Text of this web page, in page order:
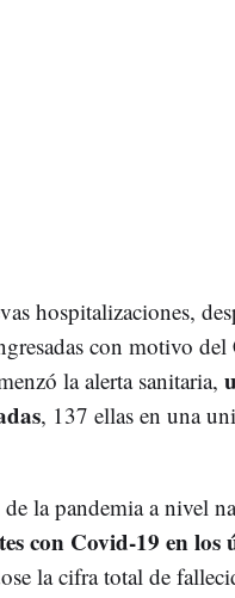
hospitalizaciones,
con motivo
la alerta sanitaria,
, 137 ellas en una
la pandemia a nivel
con Covid-19 en los
la cifra total de